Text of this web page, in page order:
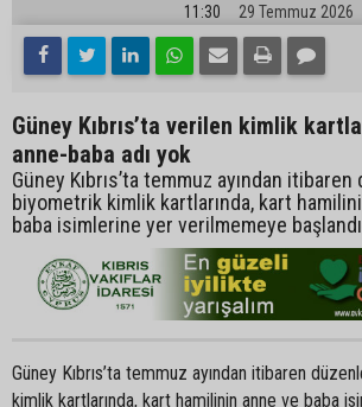
11:30 29 Temmuz 2026
Güney Kıbrıs’ta verilen kimlik
anne-baba adı yok
Güney Kıbrıs’ta temmuz ayından
biyometrik kimlik kartlarında, kart
baba isimlerine yer verilmemeye
Güney Kıbrıs’ta temmuz ayından itibaren
kimlik kartlarında, kart hamilinin anne ve baba